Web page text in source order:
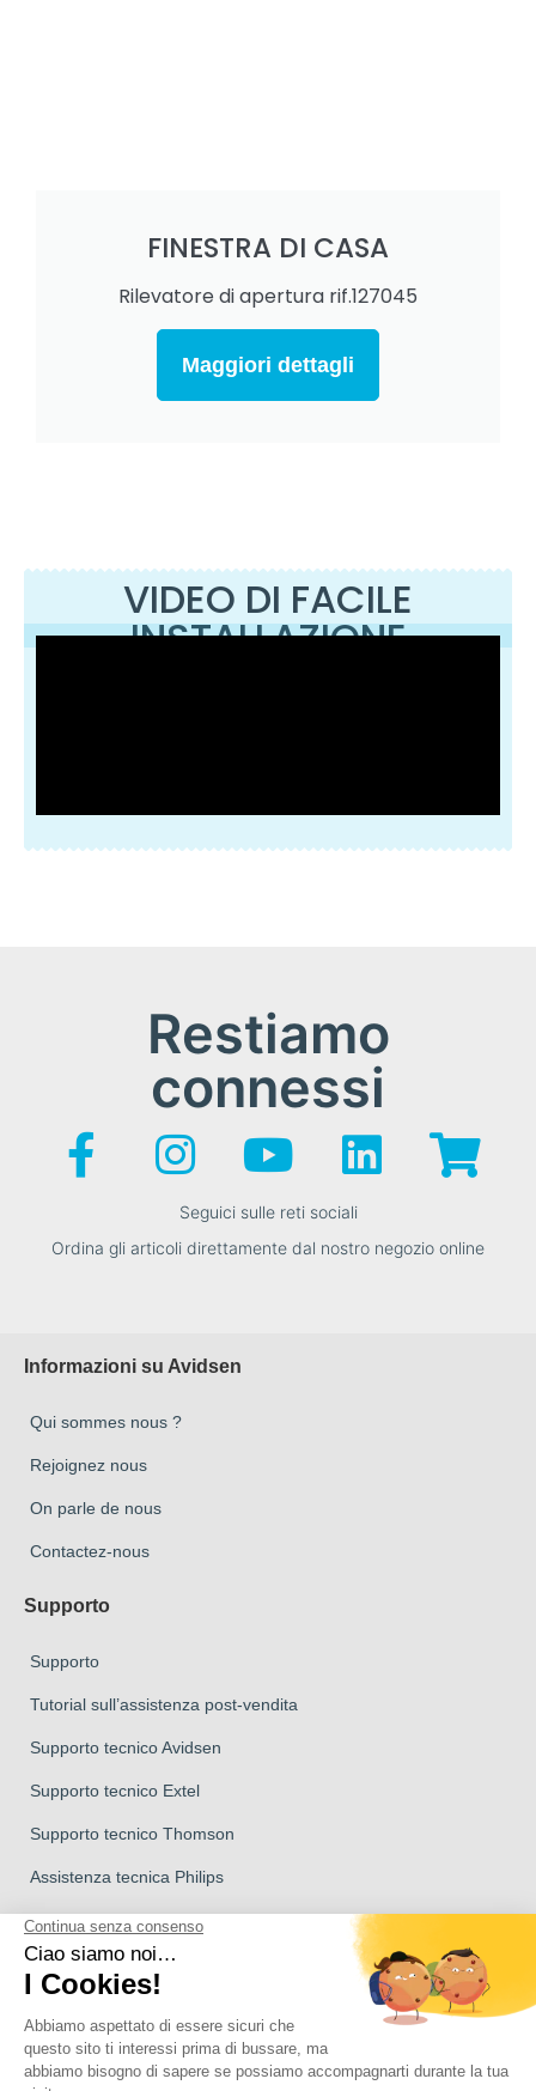
FINESTRA DI CASA
Rilevatore di apertura rif.127045
Maggiori dettagli
VIDEO DI FACILE
INSTALLAZIONE
Restiamo
connessi
Seguici sulle reti sociali
Ordina gli articoli direttamente dal nostro negozio online
Informazioni su Avidsen
Qui sommes nous ?
Rejoignez nous
On parle de nous
Contactez-nous
Supporto
Supporto
Tutorial sull’assistenza post-vendita
Supporto tecnico Avidsen
Supporto tecnico Extel
Supporto tecnico Thomson
Assistenza tecnica Philips
Marchio del Gruppo Avidsen
Marchio Avidsen
Marchio Extel
I videocitofoni Philips